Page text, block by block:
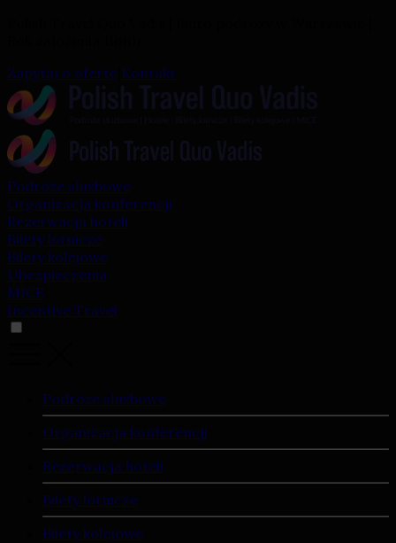
Zapytaj o ofertę Kontakt
Podróże służbowe
Organizacja konferencji
Rezerwacja hoteli
Bilety lotnicze
Bilety kolejowe
Ubezpieczenia
MICE
Incentive Travel
Podróże służbowe
Organizacja konferencji
Rezerwacja hoteli
Bilety lotnicze
Bilety kolejowe